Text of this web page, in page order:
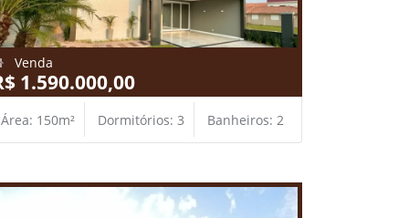
Venda
1.590.000,00
Área: 150m² Dormitórios: 3 Banheiros: 2